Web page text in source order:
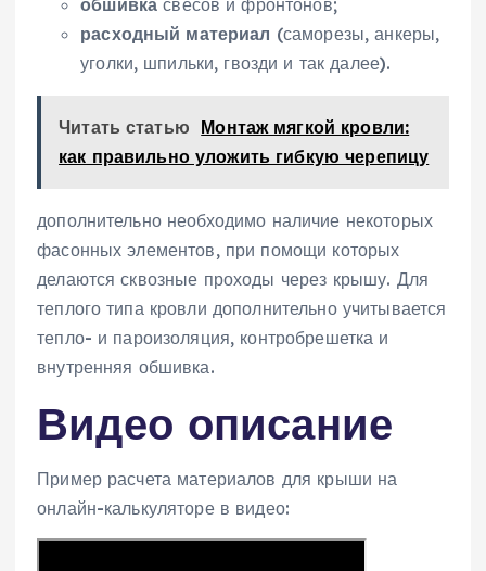
обшивка свесов и фронтонов;
расходный материал (саморезы, анкеры,
уголки, шпильки, гвозди и так далее).
Читать статью Монтаж мягкой кровли:
как правильно уложить гибкую черепицу
дополнительно необходимо наличие некоторых
фасонных элементов, при помощи которых
делаются сквозные проходы через крышу. Для
теплого типа кровли дополнительно учитывается
тепло- и пароизоляция, контробрешетка и
внутренняя обшивка.
Видео описание
Пример расчета материалов для крыши на
онлайн-калькуляторе в видео: